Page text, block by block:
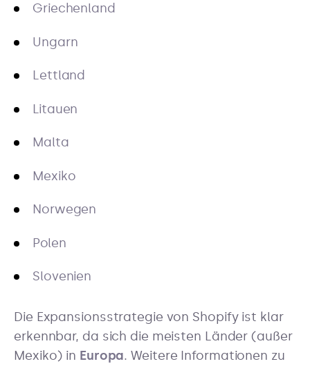
Griechenland
Ungarn
Lettland
Litauen
Malta
Mexiko
Norwegen
Polen
Slovenien
Die Expansionsstrategie von Shopify ist klar
erkennbar, da sich die meisten Länder (außer
Mexiko) in Europa. Weitere Informationen zu